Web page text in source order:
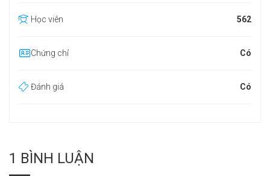
Học viên 562
Chứng chỉ Có
Đánh giá Có
1 BÌNH LUẬN